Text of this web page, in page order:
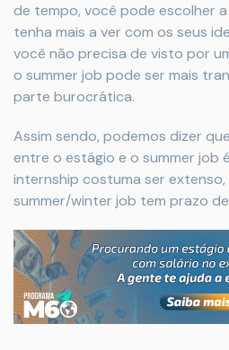
de tempo, você pode escolher
tenha mais a ver com os seus
você não precisa de visto por
o summer job pode ser mais
parte burocrática.
Assim sendo, podemos dizer
entre o estágio e o summer job
internship costuma ser
summer/winter job tem prazo